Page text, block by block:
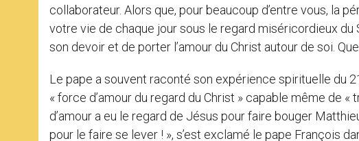
collaborateur. Alors que, pour beaucoup d’entre vous, la
votre vie de chaque jour sous le regard miséricordieux du
son devoir et de porter l’amour du Christ autour de soi.
Le pape a souvent raconté son expérience spirituelle du
« force d’amour du regard du Christ » capable même de
d’amour a eu le regard de Jésus pour faire bouger
pour le faire se lever ! », s’est exclamé le pape François